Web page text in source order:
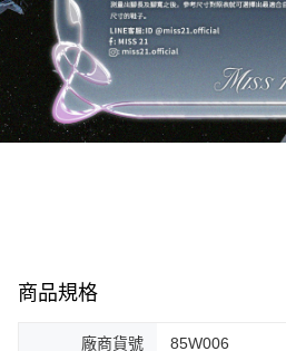
商品規格
廠商貨號 85W006